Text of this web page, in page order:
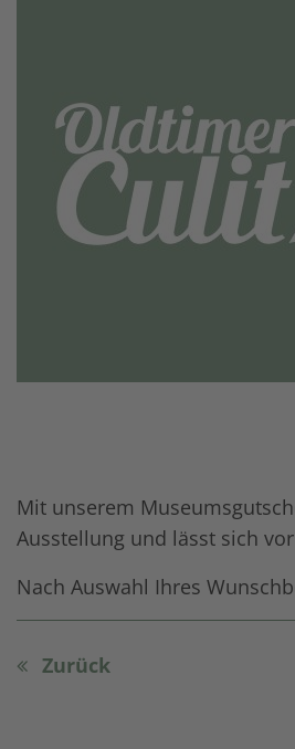
Mit unserem
Ausstellung und lässt sich
Nach Auswahl Ihres
Zurück